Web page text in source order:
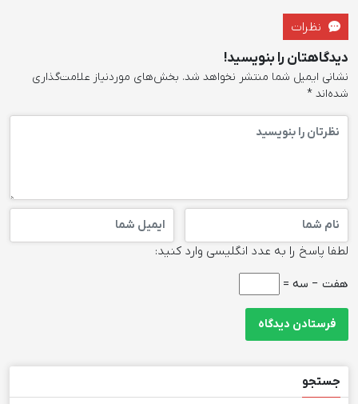
نظرات
دیدگاهتان را بنویسید!
نشانی ایمیل شما منتشر نخواهد شد. بخش‌های موردنیاز علامت‌گذاری
شده‌اند *
لطفا پاسخ را به عدد انگلیسی وارد کنید:
هفت − سه =
جستجو